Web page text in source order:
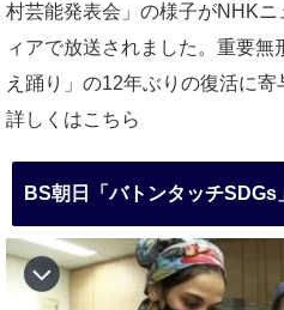
村芸能発表会」の様子がNHK
ィアで放送されました。重要
え踊り」の12年ぶりの復活に
詳しくはこちら
BS朝日「バトンタッチSDGs